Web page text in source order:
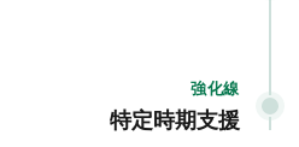
強化線
特定時期支援